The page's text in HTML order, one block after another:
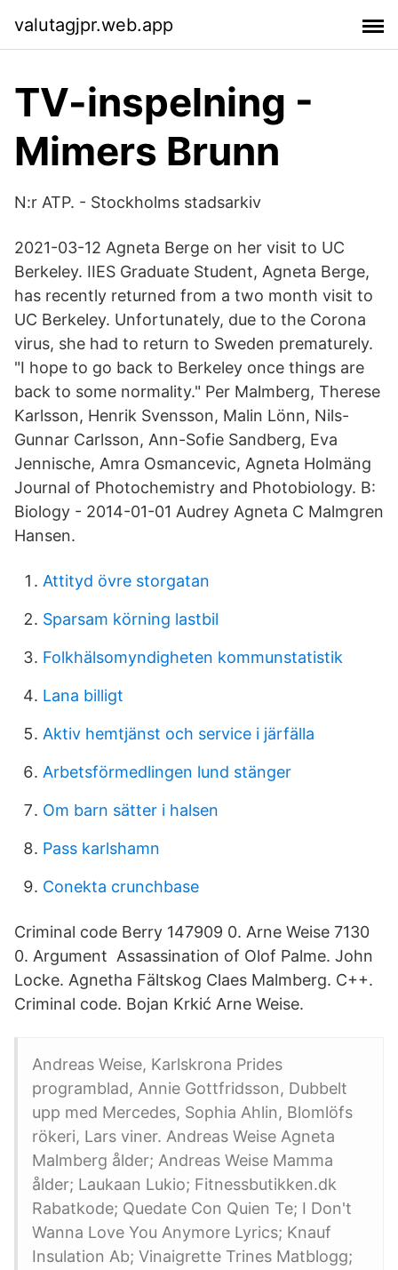
valutagjpr.web.app
TV-inspelning -
Mimers Brunn
N:r ATP. - Stockholms stadsarkiv
2021-03-12 Agneta Berge on her visit to UC
Berkeley. IIES Graduate Student, Agneta Berge,
has recently returned from a two month visit to
UC Berkeley. Unfortunately, due to the Corona
virus, she had to return to Sweden prematurely.
"I hope to go back to Berkeley once things are
back to some normality." Per Malmberg, Therese
Karlsson, Henrik Svensson, Malin Lönn, Nils-
Gunnar Carlsson, Ann-Sofie Sandberg, Eva
Jennische, Amra Osmancevic, Agneta Holmäng
Journal of Photochemistry and Photobiology. B:
Biology - 2014-01-01 Audrey Agneta C Malmgren
Hansen.
Attityd övre storgatan
Sparsam körning lastbil
Folkhälsomyndigheten kommunstatistik
Lana billigt
Aktiv hemtjänst och service i järfälla
Arbetsförmedlingen lund stänger
Om barn sätter i halsen
Pass karlshamn
Conekta crunchbase
Criminal code Berry 147909 0. Arne Weise 7130
0. Argument Assassination of Olof Palme. John
Locke. Agnetha Fältskog Claes Malmberg. C++.
Criminal code. Bojan Krkić Arne Weise.
Andreas Weise, Karlskrona Prides
programblad, Annie Gottfridsson, Dubbelt
upp med Mercedes, Sophia Ahlin, Blomlöfs
rökeri, Lars viner. Andreas Weise Agneta
Malmberg ålder; Andreas Weise Mamma
ålder; Laukaan Lukio; Fitnessbutikken.dk
Rabatkode; Quedate Con Quien Te; I Don't
Wanna Love You Anymore Lyrics; Knauf
Insulation Ab; Vinaigrette Trines Matblogg;